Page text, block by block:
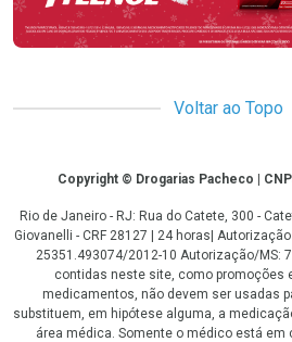
Voltar ao Topo
CopyrightCopyright © Drogarias Pacheco |
Rio de Janeiro - RJ: Rua do Catete, 300 -
Giovanelli - CRF 28127 | 24 horas|
25351.493074/2012-10 Autorização/MS:
contidas neste site, como promoções
medicamentos, não devem ser usadas
substituem, em hipótese alguma, a
área médica. Somente o médico está